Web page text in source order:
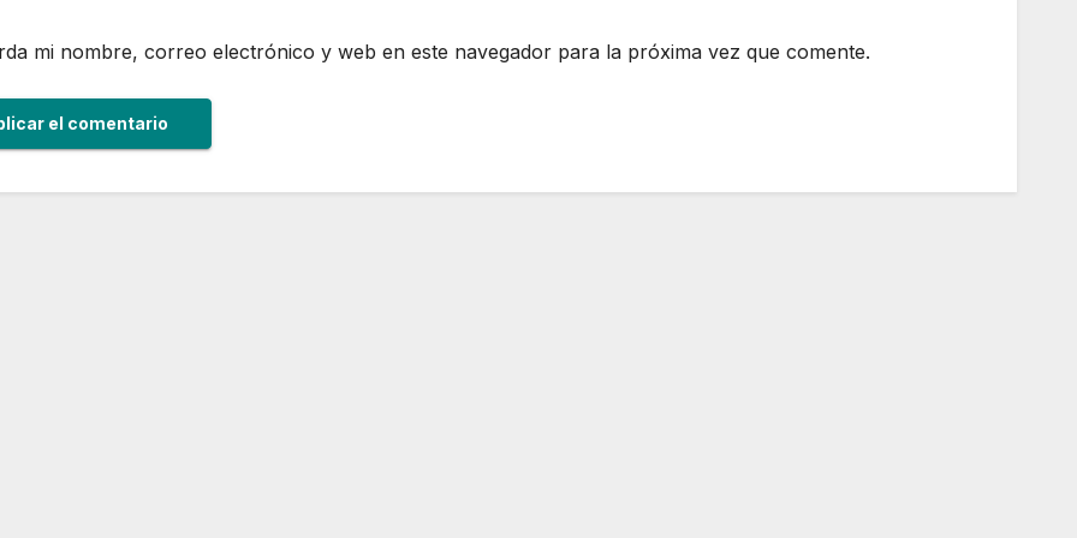
mi nombre, correo electrónico y web en este navegador para la próxima vez que comente.